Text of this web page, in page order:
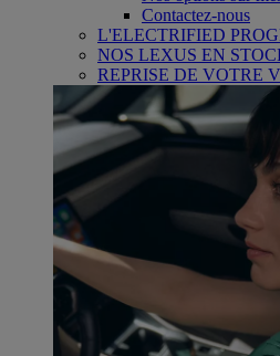
Contactez-nous
L'ELECTRIFIED
NOS LEXUS EN
REPRISE DE VOTRE